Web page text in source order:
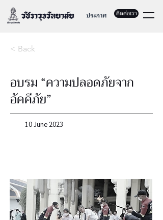
ติดต่อเรา
< Back
อบรม “ความปลอดภัยจาก
อัคคีภัย”
10 June 2023